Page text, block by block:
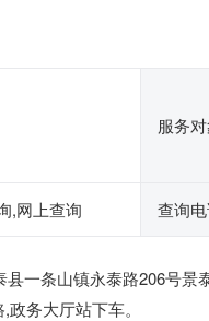
服务
,网上查询 查询
县一条山镇永泰路206号
务大厅站下车。